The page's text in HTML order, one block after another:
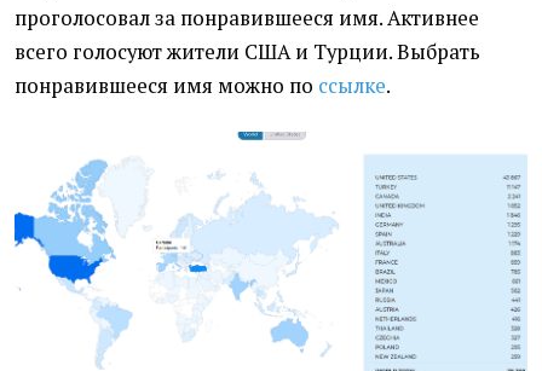
проголосовал за понравившееся имя. Активнее
всего голосуют жители США и Турции. Выбрать
понравившееся имя можно по ссылке.